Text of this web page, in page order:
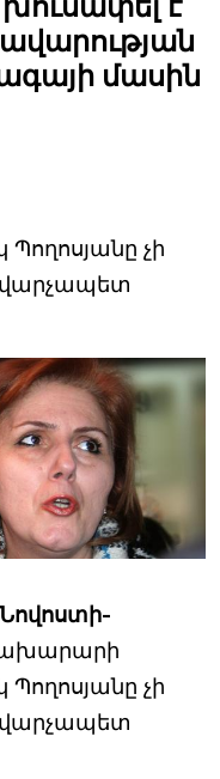
է
մասին
չի
վարչապետ
չի
վարչապետ